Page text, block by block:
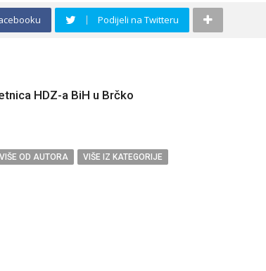
Podijeli na Twitteru
HDZ-a BiH u Brčko
VIŠE OD AUTORA VIŠE IZ KATEGORIJE